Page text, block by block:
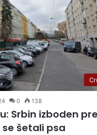
0 138
Srbin izboden
šetali psa